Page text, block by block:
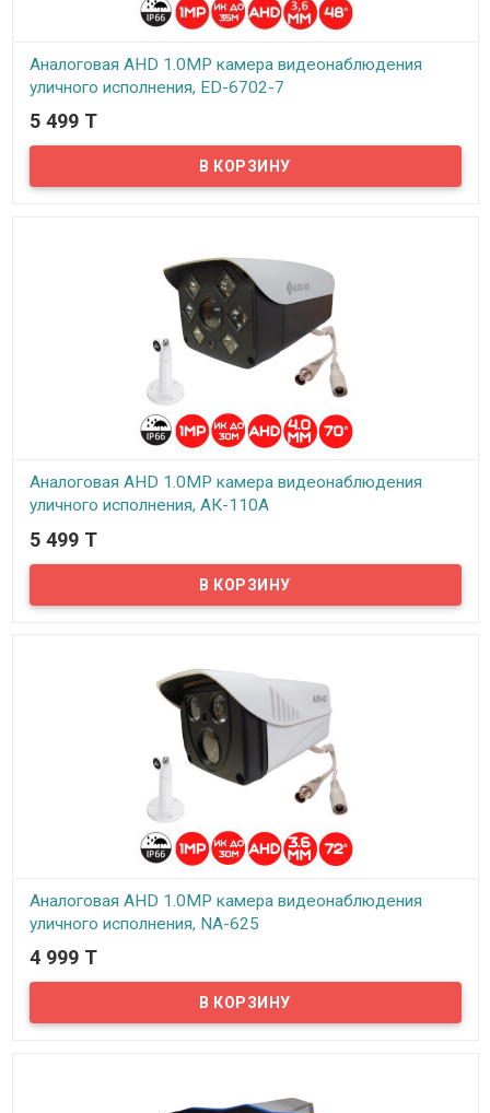
Аналоговая AHD 1.0MP камера видеонаблюдения
уличного исполнения, ED-6702-7
В наличии
Предлагаем бюджетные аналоговые AHD 1Mpx камеры
видеонаблюдения уличного исполнения, модель ED-6702-7!
5 499 T
Аналоговая AHD 1.0MP камера видеонаблюдения
уличного исполнения, АК-110А
В наличии
Предлагаем бюджетные аналоговые AHD 1Mpx камеры
видеонаблюдения уличного исполнения, модель АК-110А!
5 499 T
Аналоговая AHD 1.0MP камера видеонаблюдения
уличного исполнения, NA-625
В наличии
Предлагаем бюджетные аналоговые AHD 1Mpx камеры
видеонаблюдения уличного исполнения, модель NA-625!
4 999 T